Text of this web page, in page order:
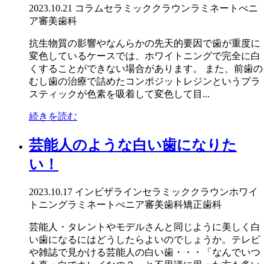
2023.10.21 コラムセラミッククラウンラミネートべニ
ア審美歯科
抗生物質の影響やなんらかの先天的要因で歯が重度に
変色しているケースでは、ホワイトニングで完全に白
くすることができない場合があります。 また、前歯の
むし歯の治療で詰めたコンポジットレジンというプラ
スティックが色素を吸着して変色して目...
続きを読む
芸能人のような白い歯になりた
い！
2023.10.17 インビザラインセラミッククラウンホワイ
トニングラミネートべニア審美歯科矯正歯科
芸能人・タレントやモデルさんと同じように美しく白
い歯になるにはどうしたらよいのでしょうか。テレビ
や雑誌で見かける芸能人の白い歯・・・「なんでいつ